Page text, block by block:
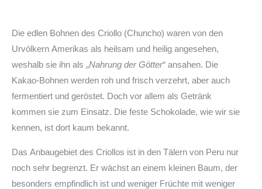
Die edlen Bohnen des Criollo (Chuncho) waren von den
Urvölkern Amerikas als heilsam und heilig angesehen,
weshalb sie ihn als „Nahrung der Götter“ ansahen. Die
Kakao-Bohnen werden roh und frisch verzehrt, aber auch
fermentiert und geröstet. Doch vor allem als Getränk
kommen sie zum Einsatz. Die feste Schokolade, wie wir sie
kennen, ist dort kaum bekannt.
Das Anbaugebiet des Criollos ist in den Tälern von Peru nur
noch sehr begrenzt. Er wächst an einem kleinen Baum, der
besonders empfindlich ist und weniger Früchte mit weniger